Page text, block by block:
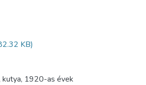
KB)
kutya, 1920-as évek